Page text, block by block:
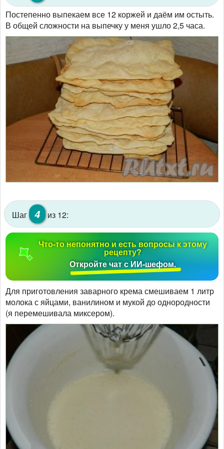
Постепенно выпекаем все 12 коржей и даём им остыть.
В общей сложности на выпечку у меня ушло 2,5 часа.
Шаг 4 из 12:
Что-то непонятно и есть вопросы к этому
рецепту?
Откройте чат с ИИ-шефом.
Для приготовления заварного крема смешиваем 1 литр
молока с яйцами, ванилином и мукой до однородности
(я перемешивала миксером).